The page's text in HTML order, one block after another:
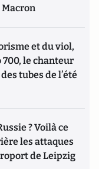
et du viol,
le chanteur
tubes de l’été
? Voilà ce
les attaques
de Leipzig